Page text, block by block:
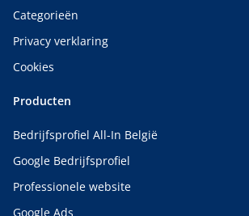
Categorieën
Privacy verklaring
Cookies
Producten
Bedrijfsprofiel All-In België
Google Bedrijfsprofiel
Professionele website
Google Ads